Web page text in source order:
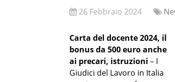
26 Febbraio 2024
Carta del docente 2024, il
bonus da 500 euro anche
ai precari, istruzioni – I
Giudici del Lavoro in Italia